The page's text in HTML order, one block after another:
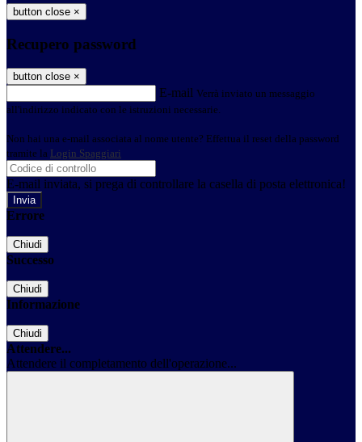
button close ×
Recupero password
button close ×
E-mail Verrà inviato un messaggio
all'indirizzo indicato con le istruzioni necessarie.
Non hai una e-mail associata al nome utente? Effettua il reset della password
tramite la Login Spaggiari
E-mail inviata, si prega di controllare la casella di posta elettronica!
Errore
Chiudi
Successo
Chiudi
Informazione
Chiudi
Attendere...
Attendere il completamento dell'operazione...